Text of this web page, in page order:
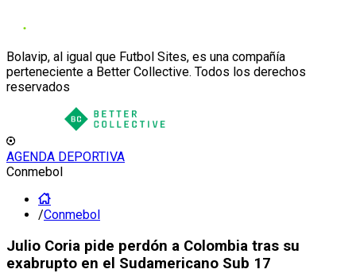
Bolavip, al igual que Futbol Sites, es una compañía
perteneciente a Better Collective. Todos los derechos
reservados
AGENDA DEPORTIVA
Conmebol
/Conmebol
Julio Coria pide perdón a Colombia tras su
exabrupto en el Sudamericano Sub 17